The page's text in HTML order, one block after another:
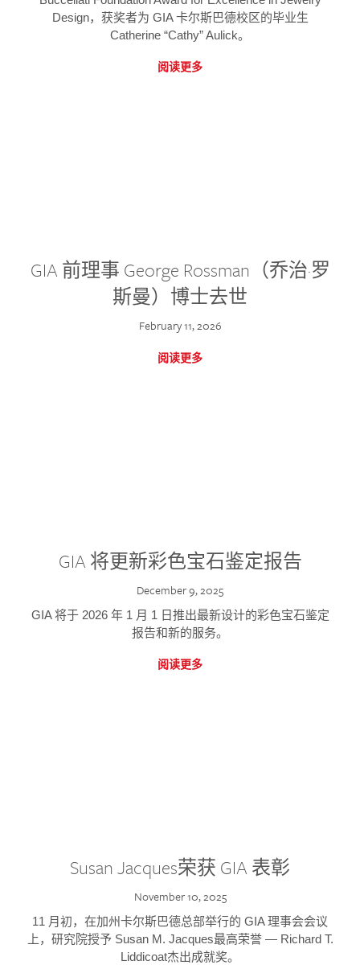
Design，获奖者为 GIA 卡尔斯巴德校区的毕业生
Catherine “Cathy” Aulick。
阅读更多
GIA 前理事 George Rossman（乔治·罗
斯曼）博士去世
February 11, 2026
阅读更多
GIA 将更新彩色宝石鉴定报告
December 9, 2025
GIA 将于 2026 年 1 月 1 日推出最新设计的彩色宝石鉴定
报告和新的服务。
阅读更多
Susan Jacques荣获 GIA 表彰
November 10, 2025
11 月初，在加州卡尔斯巴德总部举行的 GIA 理事会会议
上，研究院授予 Susan M. Jacques最高荣誉 — Richard T.
Liddicoat杰出成就奖。